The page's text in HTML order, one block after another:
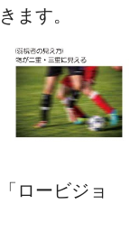
ます。
ロービジョ